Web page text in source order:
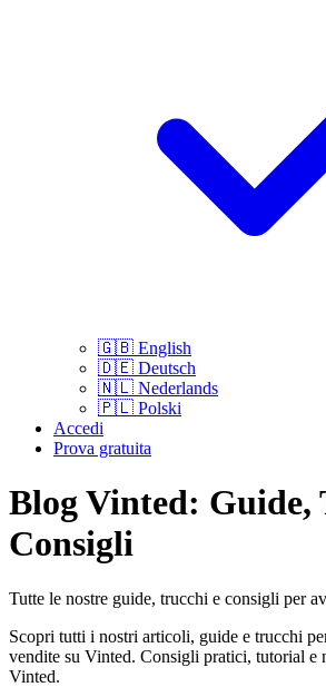
🇬🇧 English
🇩🇪 Deutsch
🇳🇱 Nederlands
🇵🇱 Polski
Accedi
Prova gratuita
Blog Vinted: Guide,
Consigli
Tutte le nostre guide, trucchi e consigli per
Scopri tutti i nostri articoli, guide e trucchi
vendite su Vinted. Consigli pratici, tutorial e
Vinted.